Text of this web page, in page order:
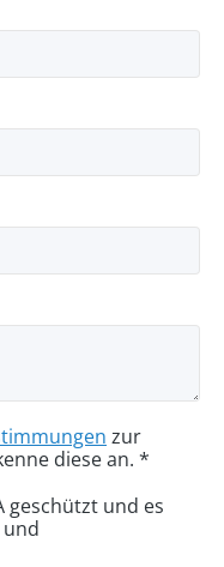
zur
diese an. *
geschützt und es
und